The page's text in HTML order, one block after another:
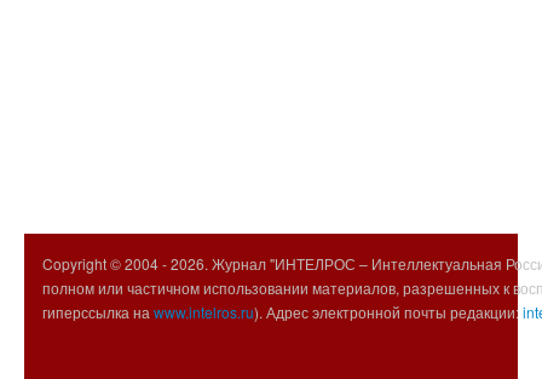
Copyright © 2004 -2026. Журнал "ИНТЕЛРОС – Интеллектуальная
полном или частичном использовании материалов, разрешенных к
гиперссылка на www.intelros.ru). Адрес электронной почты редакции: